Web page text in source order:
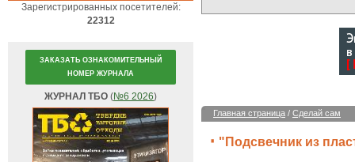
Зарегистрированных посетителей:
22312
ЗАКАЗАТЬ ОЗНАКОМИТЕЛЬНЫЙ
НОМЕР ЖУРНАЛА
ЖУРНАЛ ТБО (№6 2026)
Главная страница / Сделай сам
"Подсвечник из